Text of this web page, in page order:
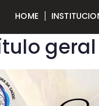
HOME
geral